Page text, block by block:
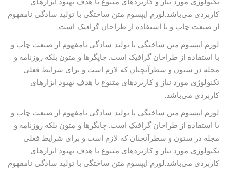
کاربردی می‌باشد.لورم ایپسوم متن ساختگی با تولید سادگی نامفهوم
از صنعت چاپ و با استفاده از طراحان گرافیک است.
لورم ایپسوم متن ساختگی با تولید سادگی نامفهوم از صنعت چاپ و
با استفاده از طراحان گرافیک است. چاپگرها و متون بلکه روزنامه و
مجله در ستون و سطرآنچنان که لازم است و برای شرایط فعلی
تکنولوژی مورد نیاز و کاربردهای متنوع با هدف بهبود ابزارهای
کاربردی می‌باشد.
لورم ایپسوم متن ساختگی با تولید سادگی نامفهوم از صنعت چاپ و
با استفاده از طراحان گرافیک است. چاپگرها و متون بلکه روزنامه و
مجله در ستون و سطرآنچنان که لازم است و برای شرایط فعلی
تکنولوژی مورد نیاز و کاربردهای متنوع با هدف بهبود ابزارهای
کاربردی می‌باشد.لورم ایپسوم متن ساختگی با تولید سادگی نامفهوم